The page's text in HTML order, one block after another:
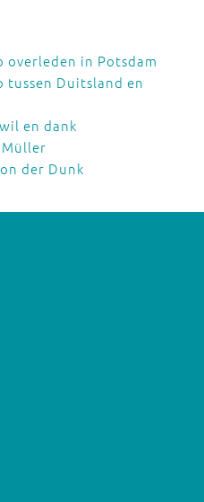
overleden in Potsdam
tussen Duitsland en
en dank
der Dunk